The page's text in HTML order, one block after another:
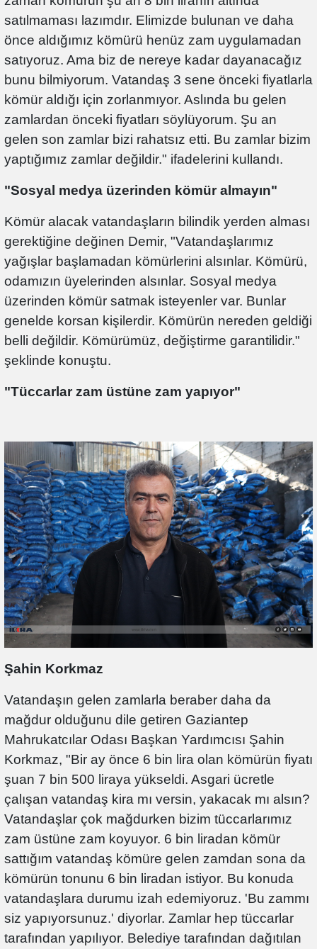
satılmaması lazımdır. Elimizde bulunan ve daha
önce aldığımız kömürü henüz zam uygulamadan
satıyoruz. Ama biz de nereye kadar dayanacağız
bunu bilmiyorum. Vatandaş 3 sene önceki fiyatlarla
kömür aldığı için zorlanmıyor. Aslında bu gelen
zamlardan önceki fiyatları söylüyorum. Şu an
gelen son zamlar bizi rahatsız etti. Bu zamlar bizim
yaptığımız zamlar değildir." ifadelerini kullandı.
"Sosyal medya üzerinden kömür almayın"
Kömür alacak vatandaşların bilindik yerden alması
gerektiğine değinen Demir, "Vatandaşlarımız
yağışlar başlamadan kömürlerini alsınlar. Kömürü,
odamızın üyelerinden alsınlar. Sosyal medya
üzerinden kömür satmak isteyenler var. Bunlar
genelde korsan kişilerdir. Kömürün nereden geldiği
belli değildir. Kömürümüz, değiştirme garantilidir."
şeklinde konuştu.
"Tüccarlar zam üstüne zam yapıyor"
Şahin Korkmaz
Vatandaşın gelen zamlarla beraber daha da
mağdur olduğunu dile getiren Gaziantep
Mahrukatcılar Odası Başkan Yardımcısı Şahin
Korkmaz, "Bir ay önce 6 bin lira olan kömürün fiyatı
şuan 7 bin 500 liraya yükseldi. Asgari ücretle
çalışan vatandaş kira mı versin, yakacak mı alsın?
Vatandaşlar çok mağdurken bizim tüccarlarımız
zam üstüne zam koyuyor. 6 bin liradan kömür
sattığım vatandaş kömüre gelen zamdan sona da
kömürün tonunu 6 bin liradan istiyor. Bu konuda
vatandaşlara durumu izah edemiyoruz. 'Bu zammı
siz yapıyorsunuz.' diyorlar. Zamlar hep tüccarlar
tarafından yapılıyor. Belediye tarafından dağıtılan